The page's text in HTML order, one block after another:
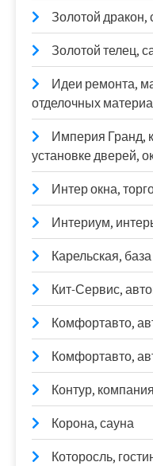
Золотой дракон,
Золотой телец,
Идеи ремонта,
отделочных
Империя Гранд,
установке дверей,
Интер окна,
Интериум,
Карельская,
Кит-Сервис,
Комфортавто,
Комфортавто,
Контур,
Корона, сауна
Которосль,